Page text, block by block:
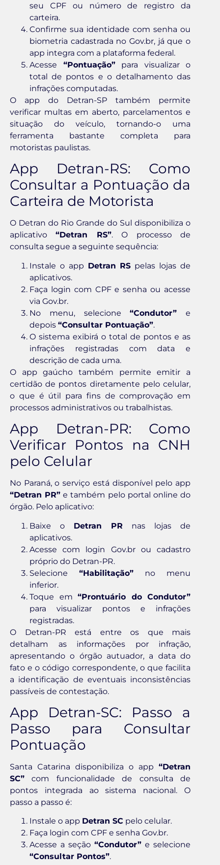
seu CPF ou número de registro da
carteira.
Confirme sua identidade com senha ou
biometria cadastrada no Gov.br, já que o
app integra com a plataforma federal.
Acesse “Pontuação”para visualizar o
total de pontos e o detalhamento das
infrações computadas.
O app do Detran-SP também permite
verificar multas em aberto, parcelamentos e
situação do veículo, tornando-o uma
ferramenta bastante completa para
motoristas paulistas.
App Detran-RS: Como
Consultar a Pontuação da
Carteira de Motorista
O Detran do Rio Grande do Sul disponibiliza o
aplicativo“Detran RS”. O processo de
consulta segue a seguinte sequência:
Instale o app Detran RS pelas lojas de
aplicativos.
Faça login com CPF e senha ou acesse
via Gov.br.
No menu, selecione“Condutor” e
depois “Consultar Pontuação”.
O sistema exibirá o total de pontos e as
infrações registradas com data e
descrição de cada uma.
O app gaúcho também permite emitir a
certidão de pontos diretamente pelo celular,
o que é útil para fins de comprovação em
processos administrativos ou trabalhistas.
App Detran-PR: Como
Verificar Pontos na CNH
pelo Celular
No Paraná, o serviço está disponível pelo app
“Detran PR” e também pelo portal online do
órgão. Pelo aplicativo:
Baixe o Detran PR nas lojas de
aplicativos.
Acesse com login Gov.br ou cadastro
próprio do Detran-PR.
Selecione “Habilitação” no menu
inferior.
Toque em “Prontuário do Condutor”
para visualizar pontos e infrações
registradas.
O Detran-PR está entre os que mais
detalham as informações por infração,
apresentando o órgão autuador, a data do
fato e o código correspondente, o que facilita
a identificação de eventuais inconsistências
passíveis de contestação.
App Detran-SC: Passo a
Passo para Consultar
Pontuação
Santa Catarina disponibiliza o app “Detran
SC” com funcionalidade de consulta de
pontos integrada ao sistema nacional. O
passo a passo é:
Instale o app Detran SC pelo celular.
Faça login com CPF e senha Gov.br.
Acesse a seção “Condutor” e selecione
“Consultar Pontos”.